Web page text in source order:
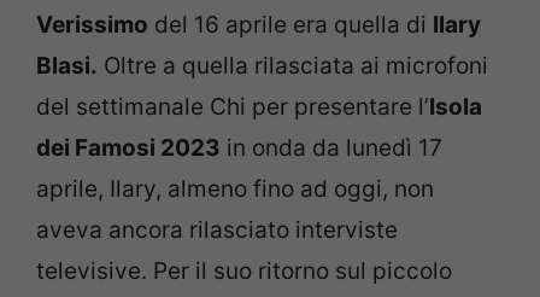
Verissimo del 16 aprile era quella di Ilary
Blasi. Oltre a quella rilasciata ai microfoni
del settimanale Chi per presentare l’Isola
dei Famosi 2023 in onda da lunedì 17
aprile, Ilary, almeno fino ad oggi, non
aveva ancora rilasciato interviste
televisive. Per il suo ritorno sul piccolo